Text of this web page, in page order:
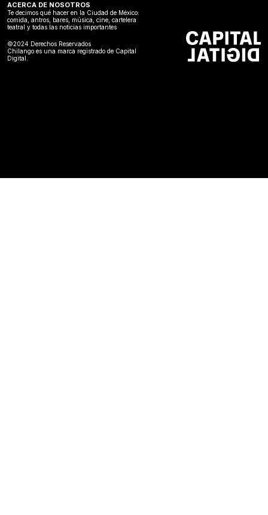
ACERCA DE NOSOTROS
Te decimos qué hacer en la Ciudad de México:
comida, antros, bares, música, cine, cartelera
teatral y todas las noticias importantes
©2024 Derechos Reservados
Chilango es una marca registrado de Capital
Digital.